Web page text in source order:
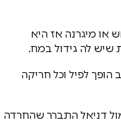
או מיגרנה אז היא
שיש לה גידול במח.
הופך לפיל וכל חריקה
דניאל התברר שהחרדה